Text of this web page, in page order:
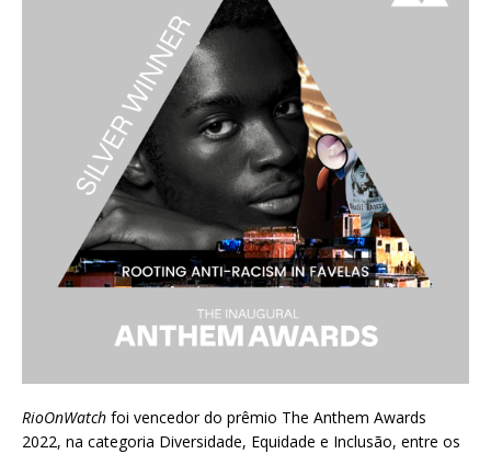
RioOnWatch foi vencedor do prêmio The Anthem Awards
2022, na categoria Diversidade, Equidade e Inclusão, entre os